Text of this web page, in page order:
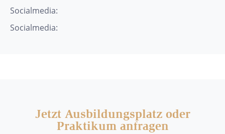
Socialmedia:
Socialmedia:
Jetzt Ausbildungsplatz oder
Praktikum anfragen